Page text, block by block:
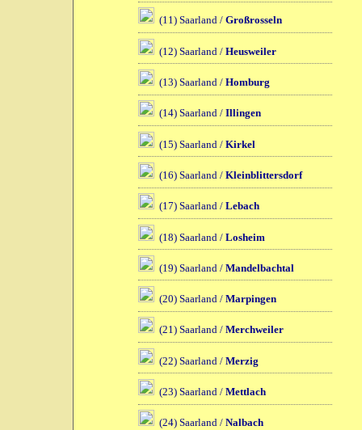
(11) Saarland / Großrosseln
(12) Saarland / Heusweiler
(13) Saarland / Homburg
(14) Saarland / Illingen
(15) Saarland / Kirkel
(16) Saarland / Kleinblittersdorf
(17) Saarland / Lebach
(18) Saarland / Losheim
(19) Saarland / Mandelbachtal
(20) Saarland / Marpingen
(21) Saarland / Merchweiler
(22) Saarland / Merzig
(23) Saarland / Mettlach
(24) Saarland / Nalbach